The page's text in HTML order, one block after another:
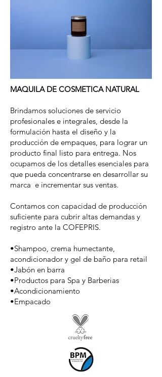
MAQUILA DE COSMETICA NATURAL
Brindamos soluciones de servicio
profesionales e integrales, desde la
formulación hasta el diseño y la
producción de empaques, para lograr un
producto final listo para entrega. Nos
ocupamos de los detalles esenciales para
que pueda concentrarse en desarrollar su
marca e incrementar sus ventas.
Contamos con capacidad de producción
suficiente para cubrir altas demandas y
registro ante la COFEPRIS.
•Shampoo, crema humectante,
acondicionador y gel de baño para retail
•Jabón en barra
•Productos para Spa y Barberias
•Acondicionamiento
•Empacado